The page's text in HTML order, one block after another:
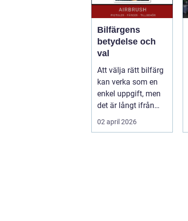
Bilfärgens
betydelse och
val
Att välja rätt bilfärg
kan verka som en
enkel uppgift, men
det är långt ifrån
bara ett estetiskt
bes...
02 april 2026